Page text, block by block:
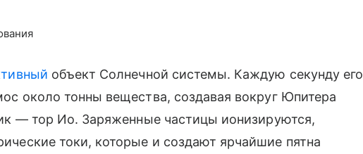
объект Солнечной системы. Каждую секунду его
около тонны вещества, создавая вокруг Юпитера
— тор Ио. Заряженные частицы ионизируются,
токи, которые и создают ярчайшие пятна